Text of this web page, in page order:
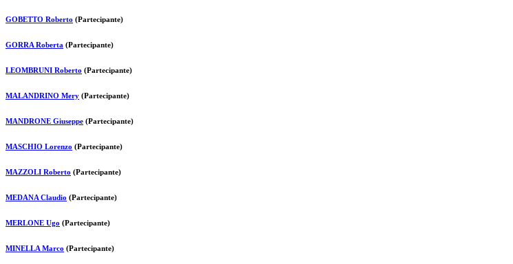
GOBETTO Roberto (Partecipante)
GORRA Roberta (Partecipante)
LEOMBRUNI Roberto (Partecipante)
MALANDRINO Mery (Partecipante)
MANDRONE Giuseppe (Partecipante)
MASCHIO Lorenzo (Partecipante)
MAZZOLI Roberto (Partecipante)
MEDANA Claudio (Partecipante)
MERLONE Ugo (Partecipante)
MINELLA Marco (Partecipante)